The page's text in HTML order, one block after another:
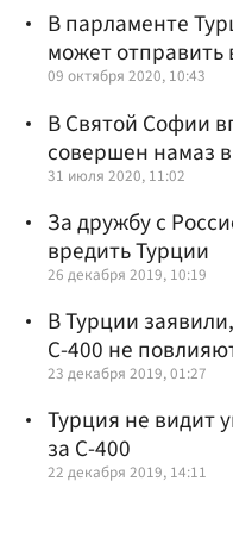
В парламенте
может
09 октября 2020, 10:43
В Святой Софии
совершен намаз
31 июля 2020, 11:02
За дружбу с
вредить Турции
26 декабря 2019, 10:19
В Турции
С-400 не
23 декабря 2019, 01:27
Турция не видит
за С-400
22 декабря 2019, 14:11